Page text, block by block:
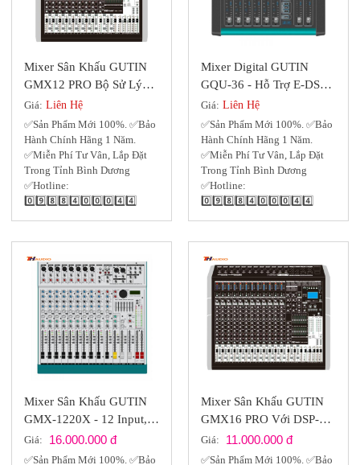
Mixer Sân Khấu GUTIN
GMX12 PRO Bộ Sử Lý
Dsp 48 Bit Với 2 Eff
Giá: Liên Hệ
✅Sản Phẩm Mới 100%. ✅Bảo
Hành Chính Hãng 1 Năm.
✅Miễn Phí Tư Vân, Lắp Đặt
Trong Tỉnh Bình Dương
✅Hotline:
0️⃣9️⃣8️⃣8️⃣4️⃣0️⃣0️⃣0️⃣4️⃣4️⃣
Mixer Digital GUTIN
GQU-36 - Hỗ Trợ E-DSP
Cao Cấp Với 12 Line
Giá: Liên Hệ
✅Sản Phẩm Mới 100%. ✅Bảo
Hành Chính Hãng 1 Năm.
✅Miễn Phí Tư Vân, Lắp Đặt
Trong Tỉnh Bình Dương
✅Hotline:
0️⃣9️⃣8️⃣8️⃣4️⃣0️⃣0️⃣0️⃣4️⃣4️⃣
Mixer Sân Khấu GUTIN
GMX-1220X - 12 Input,
HỗTrợ DSP
Giá: 16.000.000 đ
✅Sản Phẩm Mới 100%. ✅Bảo
Mixer Sân Khấu GUTIN
GMX16 PRO Với DSP-
48Bit Cùng 2 Eff
Giá: 11.000.000 đ
✅Sản Phẩm Mới 100%. ✅Bảo